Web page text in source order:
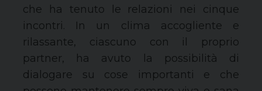
che ha tenuto le relazioni nei cinque
incontri. In un clima accogliente e
rilassante, ciascuno con il proprio
partner, ha avuto la possibilità di
dialogare su cose importanti e che